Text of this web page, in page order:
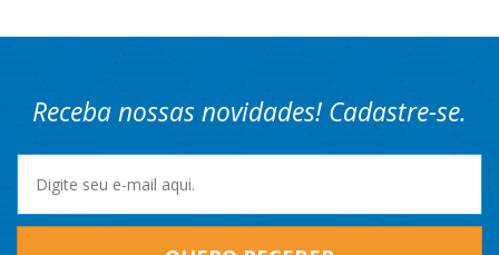
Receba nossas novidades! Cadastre-se.